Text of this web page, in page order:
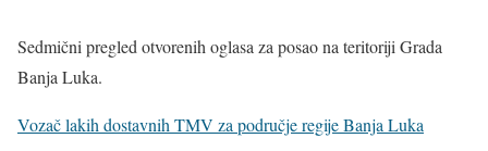
Sedmični pregled otvorenih oglasa za posao na teritoriji Grada
Banja Luka.
Vozač lakih dostavnih TMV za područje regije Banja Luka